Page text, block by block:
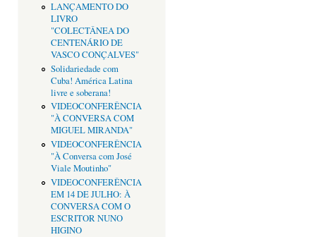
LANÇAMENTO DO
LIVRO
"COLECTÂNEA DO
CENTENÁRIO DE
VASCO CONÇALVES"
Solidariedade com
Cuba! América Latina
livre e soberana!
VIDEOCONFERÊNCIA
"À CONVERSA COM
MIGUEL MIRANDA"
VIDEOCONFERÊNCIA
"À Conversa com José
Viale Moutinho"
VIDEOCONFERÊNCIA
EM 14 DE JULHO: À
CONVERSA COM O
ESCRITOR NUNO
HIGINO